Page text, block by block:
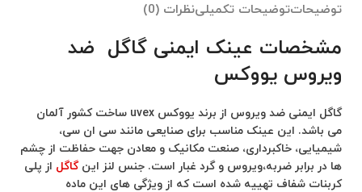
توضیحاتتوضیحات تکمیلینظرات (0)
مشخصات عینک ایمنی گاگل ضد
ویروس یووکس
گاگل ایمنی ضد ویروس از برند یووکس uvex ساخت کشور آلمان
می باشد. این عینک مناسب برای صنایعی مانند سی ان سی،
شیمیایی، خاکبرداری، صنعت مکانیک و معادن جهت حفاظت از چشم
ها در برابر ضربه،ویروس و گرد غبار است. جنس لنز اینگاگل از پلی
کربنات شفاف تهییه شده است که از ویژگی های این ماده